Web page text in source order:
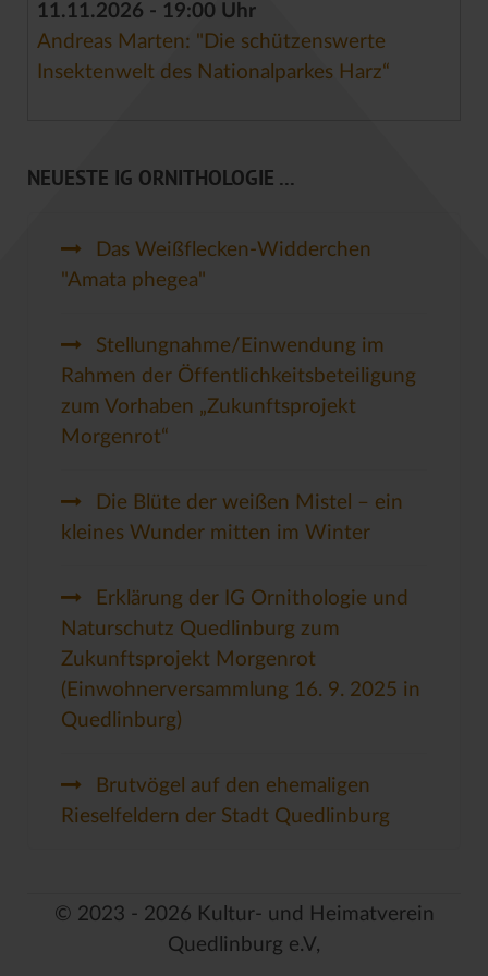
11.11.2026 - 19:00 Uhr
Andreas Marten: "Die schützenswerte
Insektenwelt des Nationalparkes Harz“
NEUESTE IG ORNITHOLOGIE ...
Das Weißflecken-Widderchen
"Amata phegea"
Stellungnahme/Einwendung im
Rahmen der Öffentlichkeitsbeteiligung
zum Vorhaben „Zukunftsprojekt
Morgenrot“
Die Blüte der weißen Mistel – ein
kleines Wunder mitten im Winter
Erklärung der IG Ornithologie und
Naturschutz Quedlinburg zum
Zukunftsprojekt Morgenrot
(Einwohnerversammlung 16. 9. 2025 in
Quedlinburg)
Brutvögel auf den ehemaligen
Rieselfeldern der Stadt Quedlinburg
© 2023 - 2026 Kultur- und Heimatverein
Quedlinburg e.V,